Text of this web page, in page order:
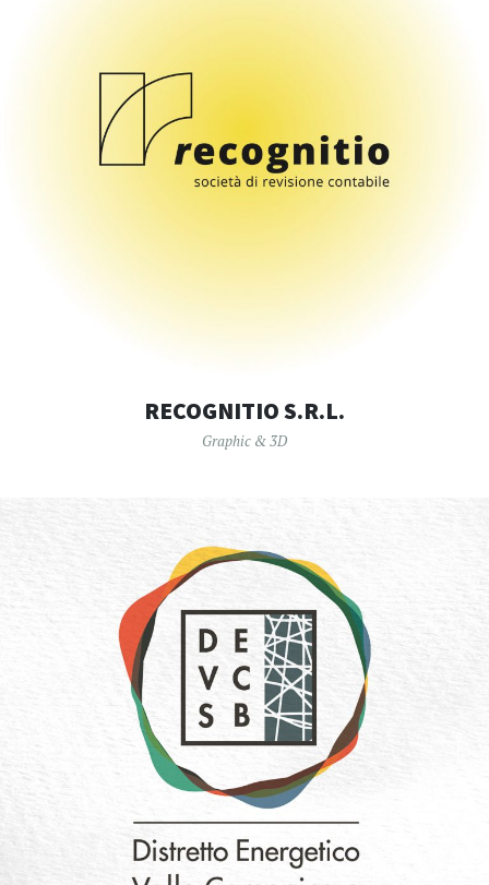
RECOGNITIO S.R.L.
Graphic & 3D